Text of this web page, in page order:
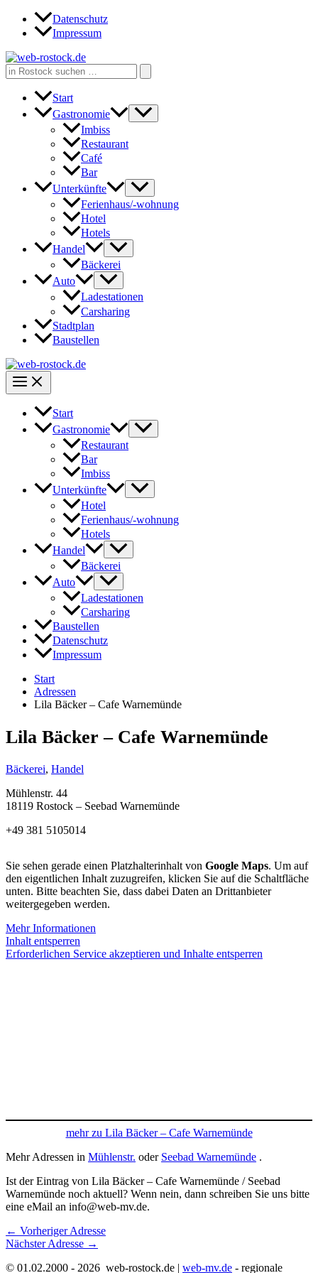
Zum
Inhalt
Datenschutz
Impressum
Search
for:
Start
Gastronomie
Imbiss
Restaurant
Café
Bar
Unterkünfte
Ferienhaus/-wohnung
Hotel
Hotels
Handel
Bäckerei
Auto
Ladestationen
Carsharing
Stadtplan
Baustellen
Start
Gastronomie
Restaurant
Bar
Imbiss
Unterkünfte
Hotel
Ferienhaus/-wohnung
Hotels
Handel
Bäckerei
Auto
Ladestationen
Carsharing
Baustellen
Datenschutz
Impressum
Start
Adressen
Lila Bäcker – Cafe Warnemünde
Lila Bäcker – Cafe Warnemünde
Bäckerei, Handel
Mühlenstr. 44
18119 Rostock – Seebad Warnemünde
+49 381 5105014
Sie sehen gerade einen Platzhalterinhalt von Google Maps. Um auf
den eigentlichen Inhalt zuzugreifen, klicken Sie auf die Schaltfläche
unten. Bitte beachten Sie, dass dabei Daten an Drittanbieter
weitergegeben werden.
Mehr Informationen
Inhalt entsperren
Erforderlichen Service akzeptieren und Inhalte entsperren
mehr zu Lila Bäcker – Cafe Warnemünde
Mehr Adressen in Mühlenstr. oder Seebad Warnemünde .
Ist der Eintrag von Lila Bäcker – Cafe Warnemünde / Seebad
Warnemünde noch aktuell? Wenn nein, dann schreiben Sie uns bitte
eine eMail an info@web-mv.de.
← Vorheriger Adresse
Nächster Adresse →
© 01.02.2000 - 2026 web-rostock.de | web-mv.de - regionale